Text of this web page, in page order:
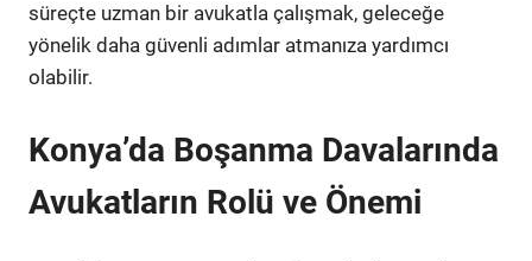
süreçte uzman bir avukatla çalışmak, geleceğe
yönelik daha güvenli adımlar atmanıza yardımcı
olabilir.
Konya’da Boşanma Davalarında
Avukatların Rolü ve Önemi